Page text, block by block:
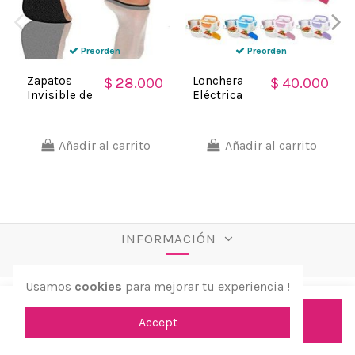
Preorden
Zapatos
Invisible de
Libres ideal
para Piscina
$ 28.000
Añadir al carrito
Preorden
Lonchera
Eléctrica
Portátil
Grande
$ 40.000
Añadir al carrito
INFORMACIÓN
© 2026 aPreciosdeRemate. Todos los derechos
Usamos cookies para mejorar tu experiencia !
Accept